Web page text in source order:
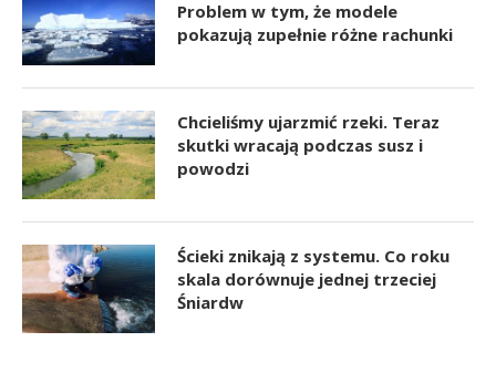
Problem w tym, że modele
pokazują zupełnie różne rachunki
Chcieliśmy ujarzmić rzeki. Teraz
skutki wracają podczas susz i
powodzi
Ścieki znikają z systemu. Co roku
skala dorównuje jednej trzeciej
Śniardw